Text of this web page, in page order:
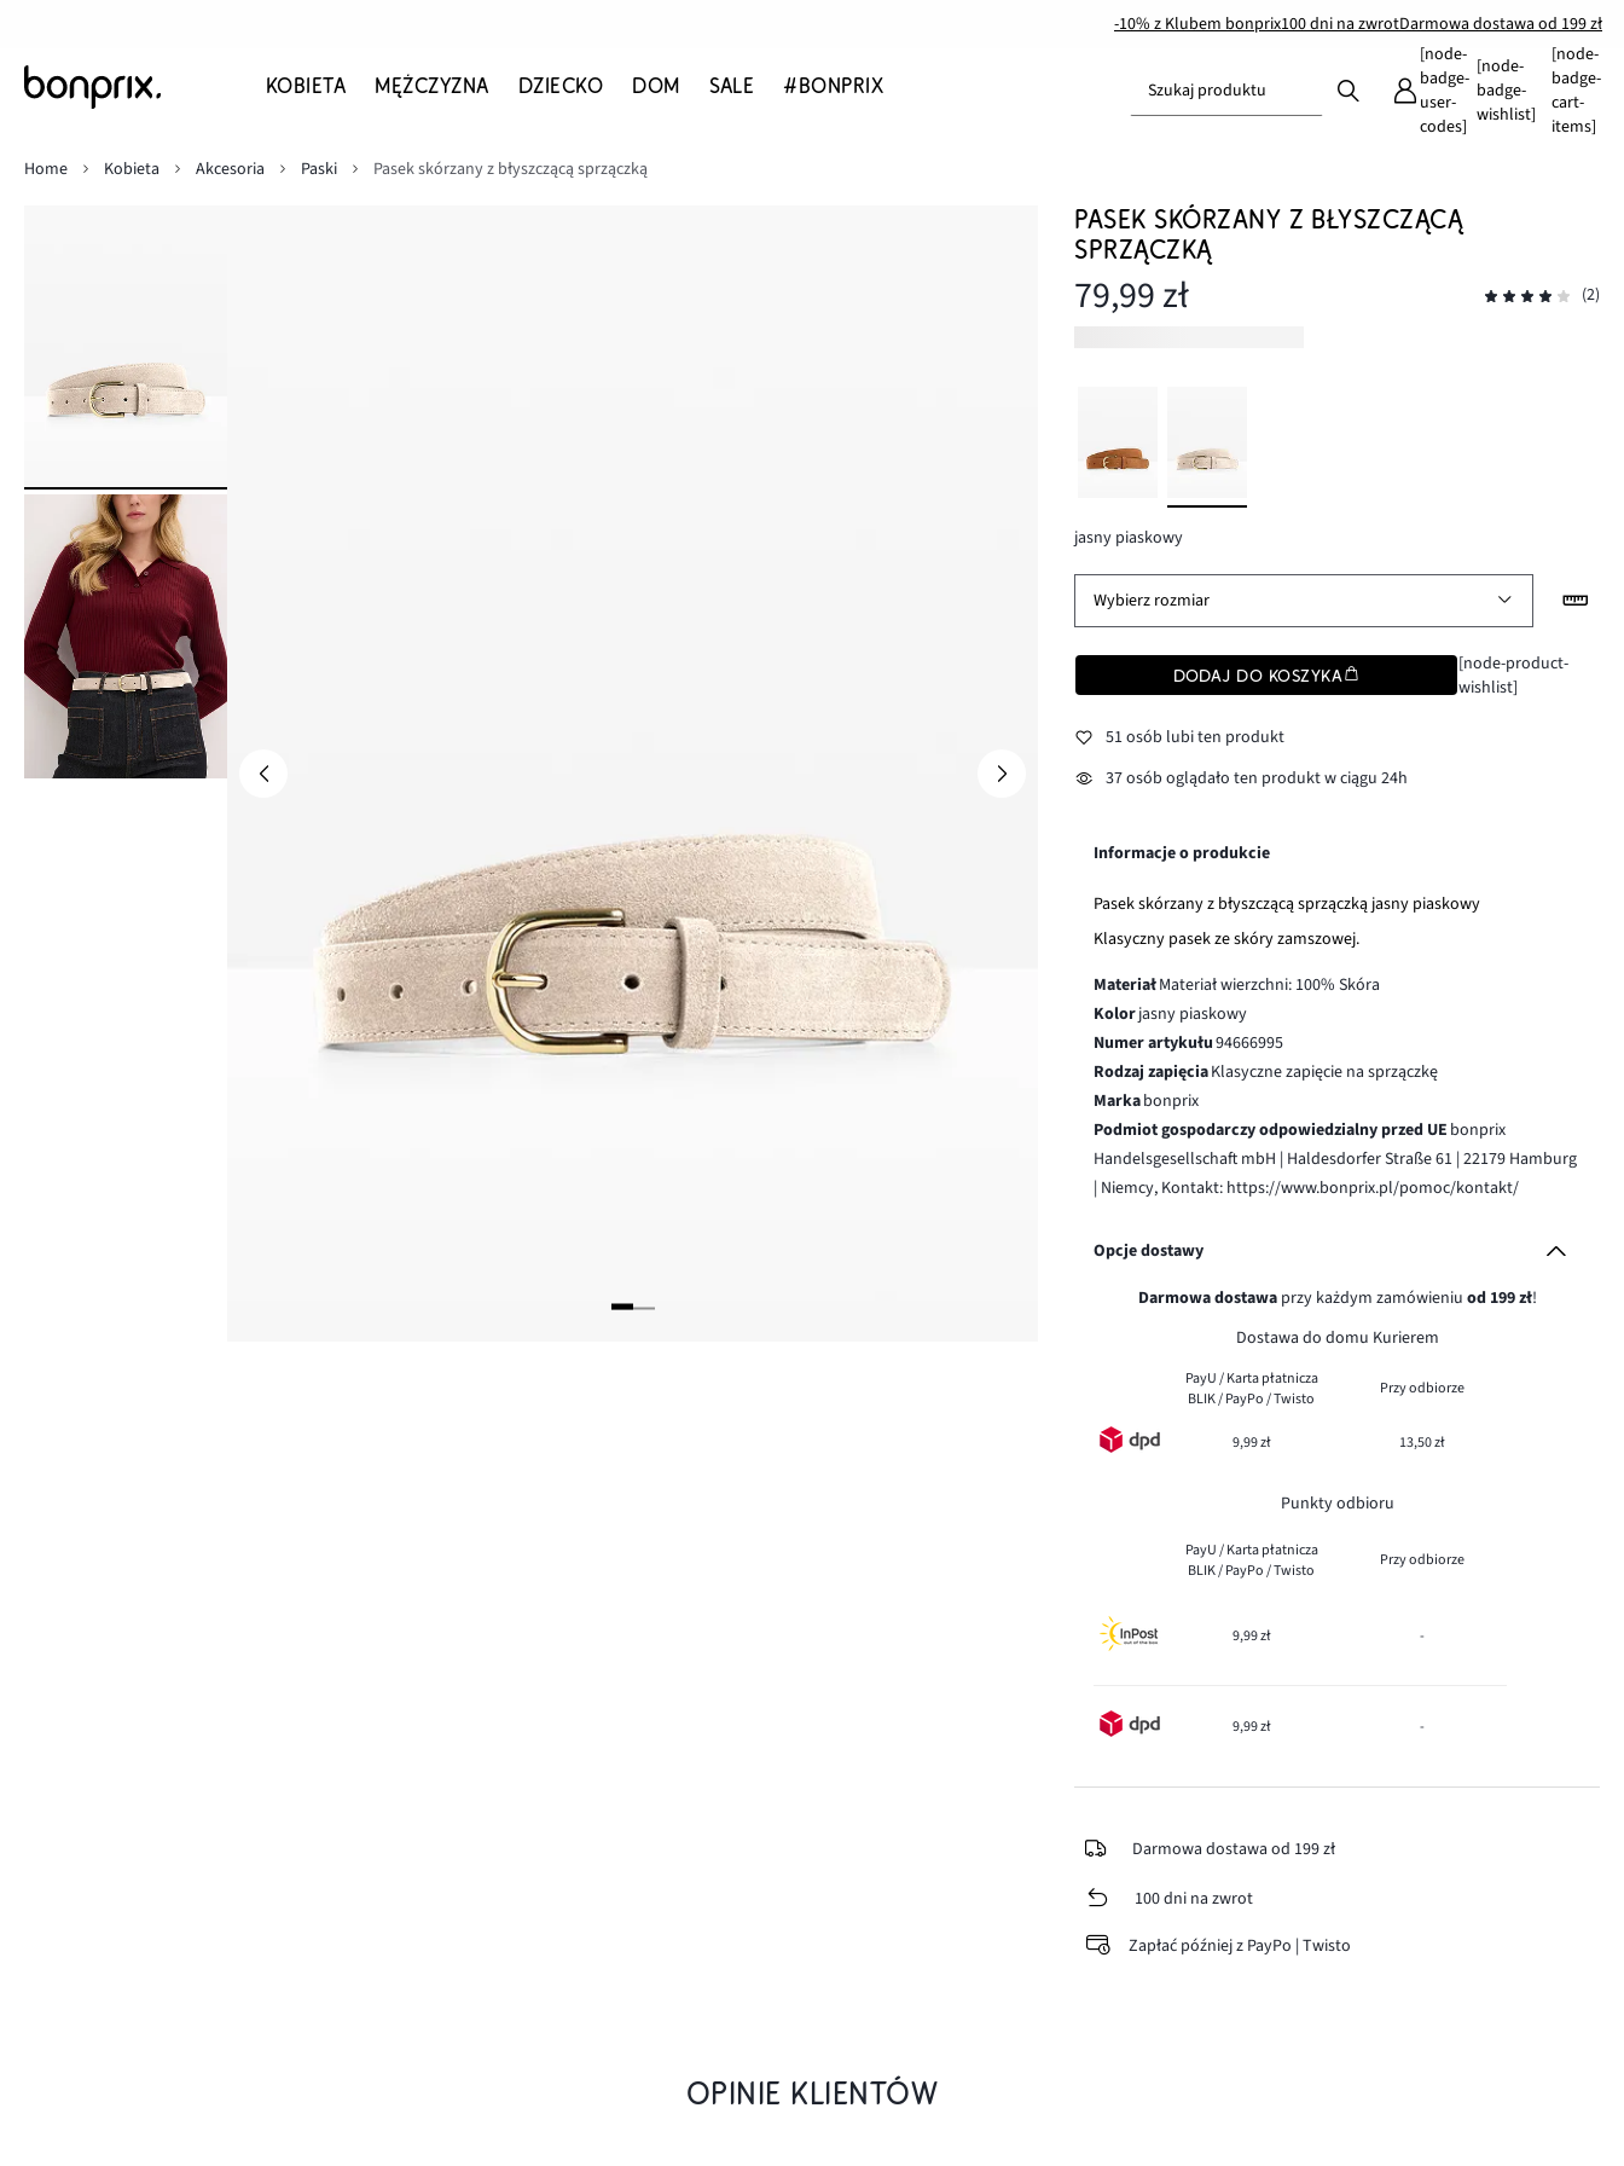
-10% z Klubem bonprix100 dni na zwrotDarmowa dostawa od 199 zł
KOBIETA MĘŻCZYZNA DZIECKO DOM SALE #BONPRIX Szukaj produktu
[node-
badge-
user-
codes]
[node-
badge-
wishlist]
[node-
badge-
cart-
items]
Home
Kobieta Akcesoria Paski Pasek skórzany z błyszczącą sprzączką
PASEK SKÓRZANY Z BŁYSZCZĄCĄ
SPRZĄCZKĄ
79,99 zł (2)
jasny piaskowy
Wybierz rozmiar
DODAJ DO KOSZYKA
[node-product-
wishlist]
51 osób lubi ten produkt
37 osób oglądało ten produkt w ciągu 24h
Informacje o produkcie
Pasek skórzany z błyszczącą sprzączką jasny piaskowy
Klasyczny pasek ze skóry zamszowej.
MateriałMateriał wierzchni: 100% Skóra
Kolorjasny piaskowy
Numer artykułu94666995
Rodzaj zapięciaKlasyczne zapięcie na sprzączkę
Markabonprix
Podmiot gospodarczy odpowiedzialny przed UE bonprix
Handelsgesellschaft mbH | Haldesdorfer Straße 61 | 22179 Hamburg
| Niemcy, Kontakt: https://www.bonprix.pl/pomoc/kontakt/
Opcje dostawy
Darmowa dostawaprzy każdym zamówieniu od 199 zł!
Dostawa do domu Kurierem
PayU / Karta płatnicza
BLIK / PayPo / Twisto
Przy odbiorze
9,99 zł 13,50 zł
Punkty odbioru
PayU / Karta płatnicza
BLIK / PayPo / Twisto
Przy odbiorze
9,99 zł -
9,99 zł -
Darmowa dostawa od 199 zł
100 dni na zwrot
Zapłać później z PayPo | Twisto
OPINIE KLIENTÓW